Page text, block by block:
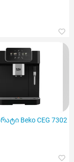
Beko CEG 7302